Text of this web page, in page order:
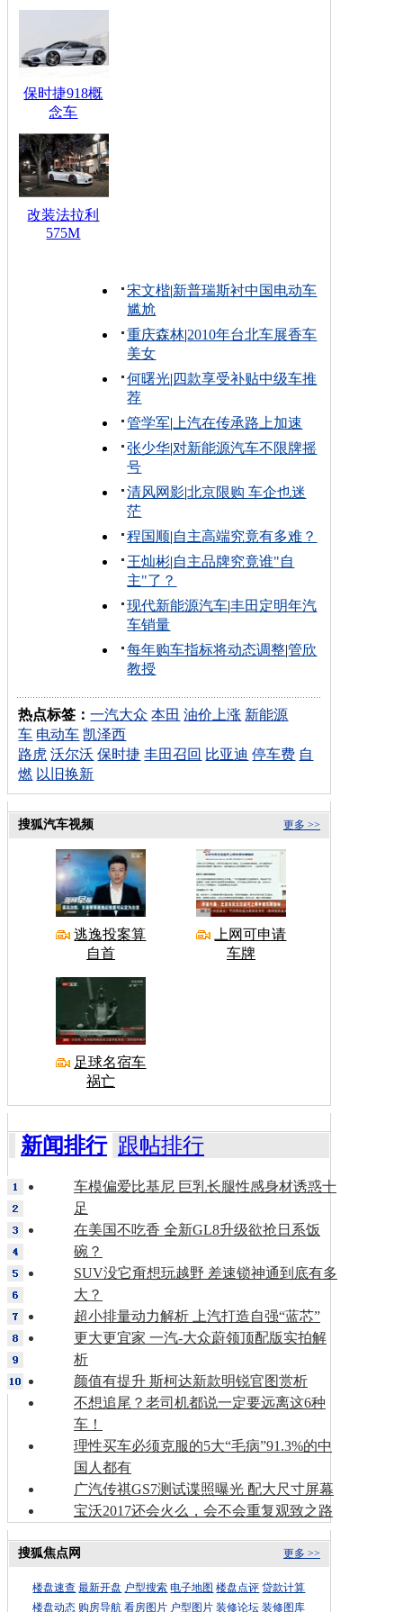
保时捷918概
念车
改装法拉利
575M
宋文楷|新普瑞斯衬中国电动车
尴尬
重庆森林|2010年台北车展香车
美女
何曙光| 四款享受补贴中级车推
荐
管学军| 上汽在传承路上加速
张少华|对新能源汽车不限牌摇
号
清风网影|北京限购 车企也迷
茫
程国顺|自主高端究竟有多难？
王灿彬|自主品牌究竟谁"自
主"了？
现代新能源汽车|丰田定明年汽
车销量
每年购车指标将动态调整|管欣
教授
热点标签：一汽大众 本田 油价上涨 新能源
车 电动车 凯泽西
路虎 沃尔沃 保时捷 丰田召回 比亚迪 停车费 自
燃 以旧换新
更多 >>
搜狐汽车视频
逃逸投案算
自首
上网可申请
车牌
足球名宿车
祸亡
新闻排行 跟帖排行
车模偏爱比基尼 巨乳长腿性感身材诱惑十
足
在美国不吃香 全新GL8升级欲抢日系饭
碗？
SUV没它甭想玩越野 差速锁神通到底有多
大？
超小排量动力解析 上汽打造自强“蓝芯”
更大更宜家 一汽-大众蔚领顶配版实拍解
析
颜值有提升 斯柯达新款明锐官图赏析
不想追尾？老司机都说一定要远离这6种
车！
理性买车必须克服的5大“毛病”91.3%的中
国人都有
广汽传祺GS7测试谍照曝光 配大尺寸屏幕
宝沃2017还会火么，会不会重复观致之路
更多 >>
搜狐焦点网
楼盘速查 最新开盘 户型搜索 电子地图 楼盘点评 贷款计算
楼盘动态 购房导航 看房图片 户型图片 装修论坛 装修图库